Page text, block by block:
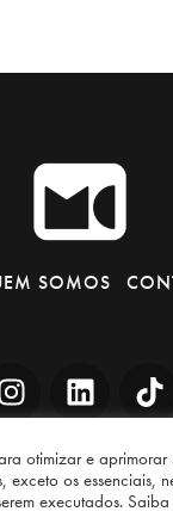
SOMOS
otimizar e
exceto os essenciais,
executados. Saiba